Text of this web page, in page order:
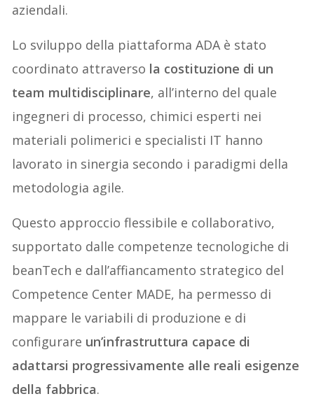
aziendali.
Lo sviluppo della piattaforma ADA è stato
coordinato attraverso la costituzione di un
team multidisciplinare, all’interno del quale
ingegneri di processo, chimici esperti nei
materiali polimerici e specialisti IT hanno
lavorato in sinergia secondo i paradigmi della
metodologia agile.
Questo approccio flessibile e collaborativo,
supportato dalle competenze tecnologiche di
beanTech e dall’affiancamento strategico del
Competence Center MADE, ha permesso di
mappare le variabili di produzione e di
configurare un’infrastruttura capace di
adattarsi progressivamente alle reali esigenze
della fabbrica.